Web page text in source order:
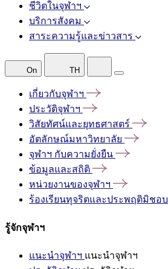
ชีวิตในจุฬาฯ
บริการสังคม
สาระความรู้และข่าวสาร
On TH
เกี่ยวกับจุฬาฯ
ประวัติจุฬาฯ
วิสัยทัศน์และยุทธศาสตร์
อัตลักษณ์มหาวิทยาลัย
จุฬาฯ กับความยั่งยืน
ข้อมูลและสถิติ
หน่วยงานของจุฬาฯ
ร้องเรียนทุจริตและประพฤติมิชอบ
รู้จักจุฬาฯ
แนะนำจุฬาฯ แนะนำจุฬาฯ